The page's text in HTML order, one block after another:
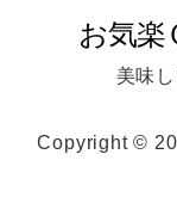
美味
Copyright ©